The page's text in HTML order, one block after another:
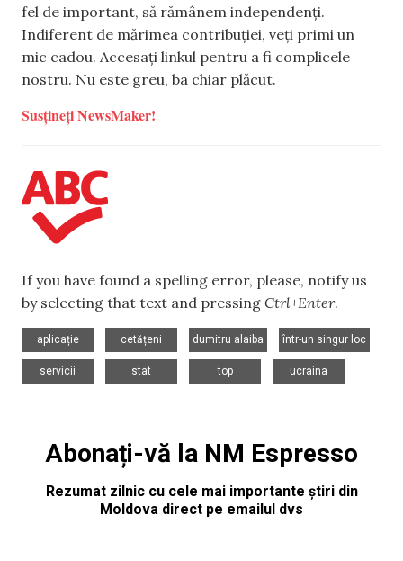
fel de important, să rămânem independenți.
Indiferent de mărimea contribuției, veți primi un
mic cadou. Accesați linkul pentru a fi complicele
nostru. Nu este greu, ba chiar plăcut.
Susțineți NewsMaker!
If you have found a spelling error, please, notify us
by selecting that text and pressing Ctrl+Enter.
aplicație
cetățeni
dumitru alaiba
într-un singur loc
servicii
stat
top
ucraina
Abonați-vă la NM Espresso
Rezumat zilnic cu cele mai importante știri din
Moldova direct pe emailul dvs